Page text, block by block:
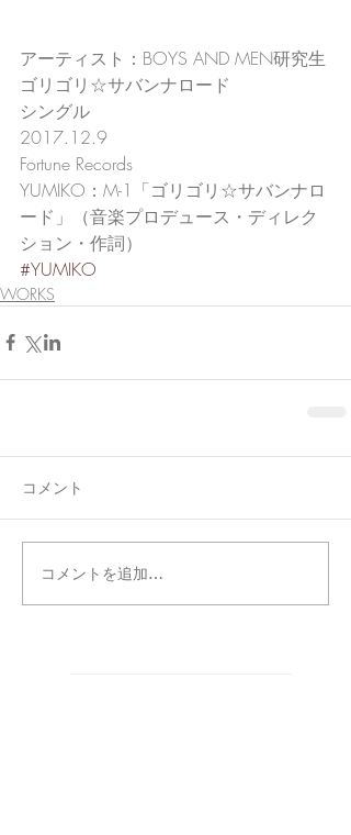
アーティスト：BOYS AND MEN研究生
ゴリゴリ☆サバンナロード
シングル
2017.12.9
Fortune Records
YUMIKO：M-1「ゴリゴリ☆サバンナロ
ード」（音楽プロデュース・ディレク
ション・作詞）
#YUMIKO
WORKS
コメント
コメントを追加…